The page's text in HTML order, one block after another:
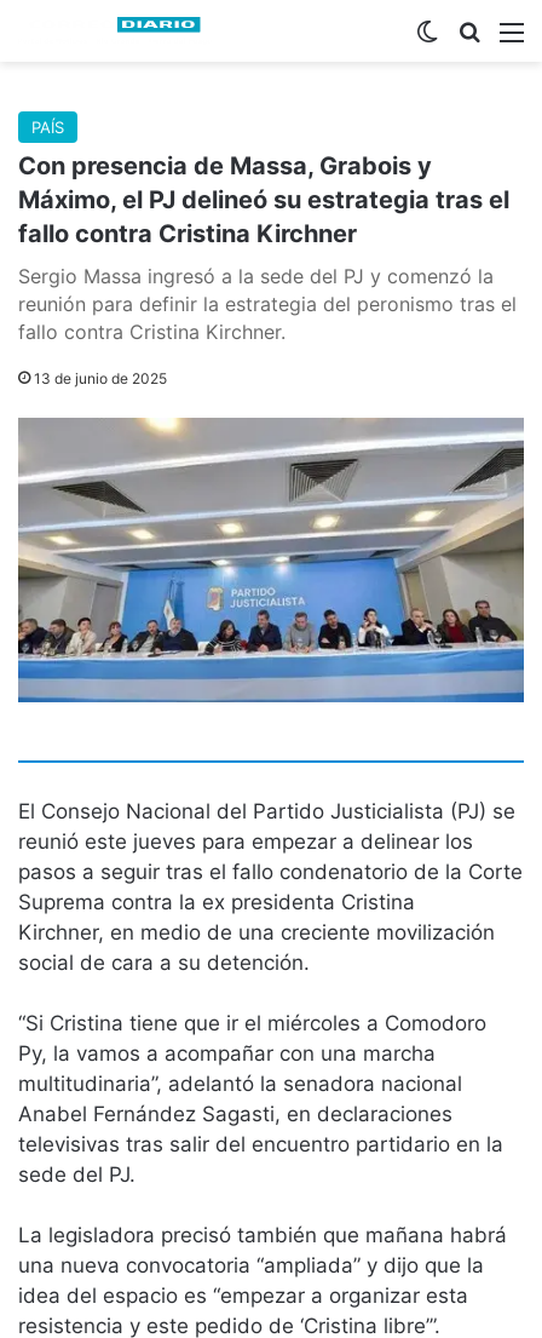
Buscar
Switch skin
PAÍS
Con presencia de Massa, Grabois y
Máximo, el PJ delineó su estrategia tras el
fallo contra Cristina Kirchner
Sergio Massa ingresó a la sede del PJ y comenzó la
reunión para definir la estrategia del peronismo tras el
fallo contra Cristina Kirchner.
13 de junio de 2025
El Consejo Nacional del Partido Justicialista (PJ) se
reunió este jueves para empezar a delinear los
pasos a seguir tras el fallo condenatorio de la Corte
Suprema contra la ex presidenta Cristina
Kirchner, en medio de una creciente movilización
social de cara a su detención.
“Si Cristina tiene que ir el miércoles a Comodoro
Py, la vamos a acompañar con una marcha
multitudinaria”, adelantó la senadora nacional
Anabel Fernández Sagasti, en declaraciones
televisivas tras salir del encuentro partidario en la
sede del PJ.
La legisladora precisó también que mañana habrá
una nueva convocatoria “ampliada” y dijo que la
idea del espacio es “empezar a organizar esta
resistencia y este pedido de ‘Cristina libre’”.